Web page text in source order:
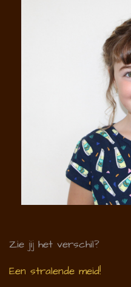
Zie jij het verschil?
Een stralende meid!